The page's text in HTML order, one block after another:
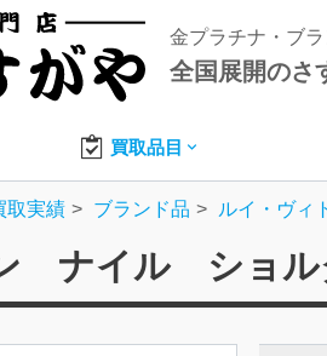
金プラチナ・ブ
全国展開のさ
買取品目
取実績 ブランド品 ルイ・ヴィ
ナイル ショル